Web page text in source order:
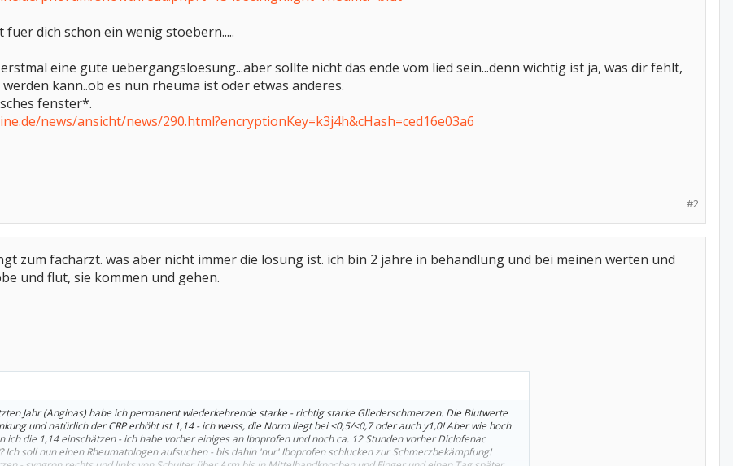
dich schon ein wenig stoebern.....
eine gute uebergangsloesung...aber sollte nicht das ende vom lied sein...denn wichtig ist ja, was dir fehlt,
kann..ob es nun rheuma ist oder etwas anderes.
fenster*.
news/ansicht/news/290.html?encryptionKey=k3j4h&cHash=ced16e03a6
#2
zum facharzt. was aber nicht immer die lösung ist. ich bin 2 jahre in behandlung und bei meinen werten und
und flut, sie kommen und gehen.
Jahr (Anginas) habe ich permanent wiederkehrende starke - richtig starke Gliederschmerzen. Die Blutwerte
und natürlich der CRP erhöht ist 1,14 - ich weiss, die Norm liegt bei <0,5/<0,7 oder auch y1,0! Aber wie hoch
ich die 1,14 einschätzen - ich habe vorher einiges an Iboprofen und noch ca. 12 Stunden vorher Diclofenac
Ich soll nun einen Rheumatologen aufsuchen - bis dahin 'nur' Iboprofen schlucken zur Schmerzbekämpfung!